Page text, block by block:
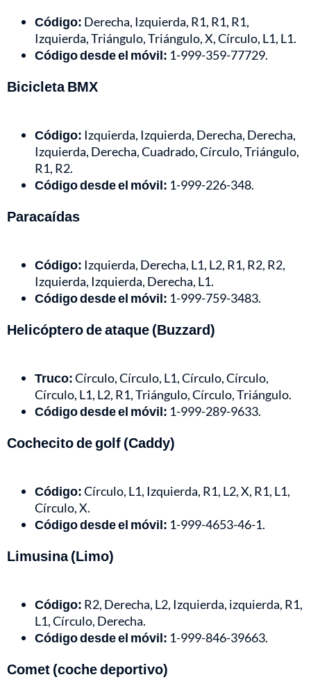
Código: Derecha, Izquierda, R1, R1, R1,
Izquierda, Triángulo, Triángulo, X, Círculo, L1, L1.
Código desde el móvil: 1-999-359-77729.
Bicicleta BMX
Código: Izquierda, Izquierda, Derecha, Derecha,
Izquierda, Derecha, Cuadrado, Círculo, Triángulo,
R1, R2.
Código desde el móvil: 1-999-226-348.
Paracaídas
Código: Izquierda, Derecha, L1, L2, R1, R2, R2,
Izquierda, Izquierda, Derecha, L1.
Código desde el móvil: 1-999-759-3483.
Helicóptero de ataque (Buzzard)
Truco:Círculo, Círculo, L1, Círculo, Círculo,
Círculo, L1, L2, R1, Triángulo, Círculo, Triángulo.
Código desde el móvil: 1-999-289-9633.
Cochecito de golf (Caddy)
Código:Círculo, L1, Izquierda, R1, L2, X, R1, L1,
Círculo, X.
Código desde el móvil: 1-999-4653-46-1.
Limusina (Limo)
Código: R2, Derecha, L2, Izquierda, izquierda, R1,
L1, Círculo, Derecha.
Código desde el móvil: 1-999-846-39663.
Comet (coche deportivo)